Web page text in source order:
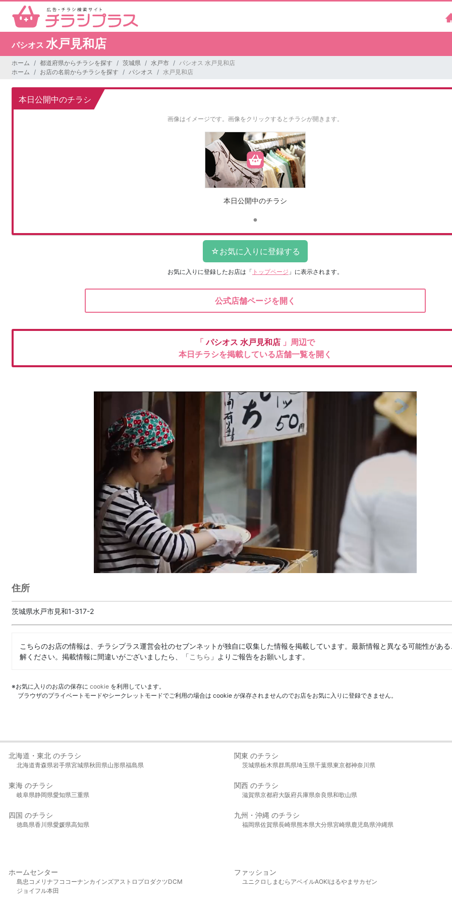
パシオス 水戸見和店
ホーム 都道府県からチラシを探す 茨城県 水戸市
パシオス 水戸見和店
ホーム
お店の名前からチラシを探す パシオス 水戸見和店
本日公開中のチラシ
画像はイメージです。 画像をクリックするとチラシが開きます。
本日公開中のチラシ
お気に入りに登録したお店は 「 トップページ 」に表示されます。
公式店舗ページを開く
「 パシオス 水戸見和店 」周辺で
本日チラシを掲載している店舗一覧を開く
住所
茨城県水戸市見和1-317-2
こちらのお店の情報は、チラシプラス運営会社のセブンネットが独自に収集した情報を掲載しています。最新情報と異なる可能性があ
解ください。掲載情報に間違いがございましたら、「こちら 」よりご報告をお願いします。
※お気に入りのお店の保存に cookie を利用しています。
ブラウザのプライベートモードやシークレットモードでご利用の場合は cookie が保存されませんのでお店をお気に入りに登録できません。
北海道・東北 のチラシ
北海道青森県岩手県宮城県秋田県山形県福島県
関東 のチラシ
茨城県栃木県群馬県埼玉県千葉県東京都神奈川県
東海 のチラシ
岐阜県静岡県愛知県三重県
関西 のチラシ
滋賀県京都府大阪府兵庫県奈良県和歌山県
四国 のチラシ
徳島県香川県愛媛県高知県
九州・沖縄 のチラシ
福岡県佐賀県長崎県熊本県大分県宮崎県鹿児島県沖縄県
ホームセンター
島忠 コメリ ナフコ コーナンカインズアストロプロダクツDCM
ジョイフル本田
ファッション
ユニクロ しまむら アベイルAOKIはるやま サカゼン